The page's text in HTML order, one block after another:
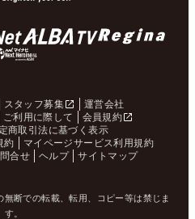
スタッフ募集
運営会社
ご利用に際して
会員規約
商取引法に基づく表示
約
マイページサービス利用規約
合せ ヘルプ サイトマップ
断での転載、転用、コピー等は禁じま
す。